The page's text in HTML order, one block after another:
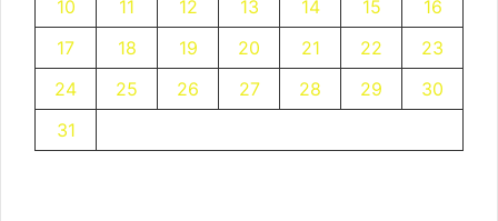
10
11 12 13 14 15
16
17
18 19 20 21 22
23
24
25 26 27 28 29
30
31